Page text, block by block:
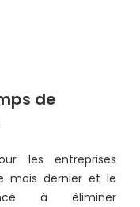
de
les entreprises
mois dernier et le
à éliminer